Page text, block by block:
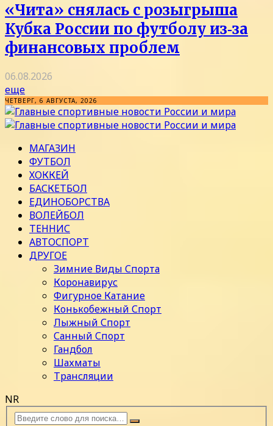
«Чита» снялась с розыгрыша
Кубка России по футболу из‑за
финансовых проблем
06.08.2026
еще
ЧЕТВЕРГ, 6 АВГУСТА, 2026
МАГАЗИН
ФУТБОЛ
ХОККЕЙ
БАСКЕТБОЛ
ЕДИНОБОРСТВА
ВОЛЕЙБОЛ
ТЕННИС
АВТОСПОРТ
ДРУГОЕ
Зимние Виды Спорта
Коронавирус
Фигурное Катание
Конькобежный Спорт
Лыжный Спорт
Санный Спорт
Гандбол
Шахматы
Трансляции
NR